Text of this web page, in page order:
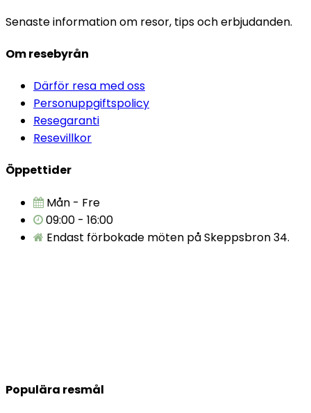
Senaste information om resor, tips och erbjudanden.
Om resebyrån
Därför resa med oss
Personuppgiftspolicy
Resegaranti
Resevillkor
Öppettider
Mån - Fre
09:00 - 16:00
Endast förbokade möten på Skeppsbron 34.
Populära resmål